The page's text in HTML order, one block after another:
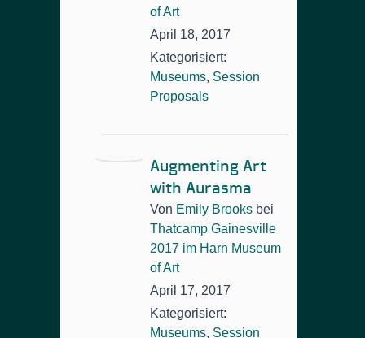
of Art
April 18, 2017
Kategorisiert:
Museums, Session
Proposals
Augmenting Art
with Aurasma
Von Emily Brooks bei
Thatcamp Gainesville
2017 im Harn Museum
of Art
April 17, 2017
Kategorisiert:
Museums, Session